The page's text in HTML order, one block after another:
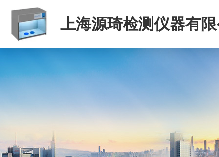
上海源琦检测仪器有